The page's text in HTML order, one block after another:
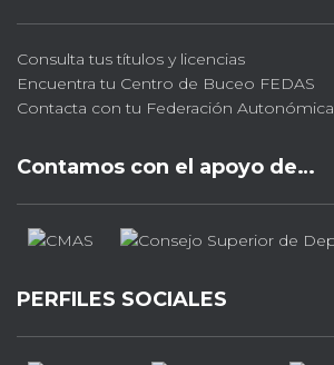
Consulta tus títulos y licencias
Encuentra tu Centro de Buceo FEDAS
Contacta con tu Federación Autonómica
Contamos con el apoyo de…
PERFILES SOCIALES